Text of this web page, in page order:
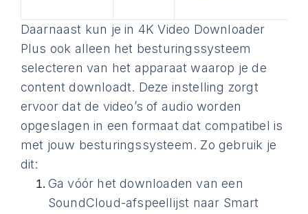
Daarnaast kun je in 4K Video Downloader
Plus ook alleen het besturingssysteem
selecteren van het apparaat waarop je de
content downloadt. Deze instelling zorgt
ervoor dat de video’s of audio worden
opgeslagen in een formaat dat compatibel is
met jouw besturingssysteem. Zo gebruik je
dit:
Ga vóór het downloaden van een
SoundCloud-afspeellijst naar Smart